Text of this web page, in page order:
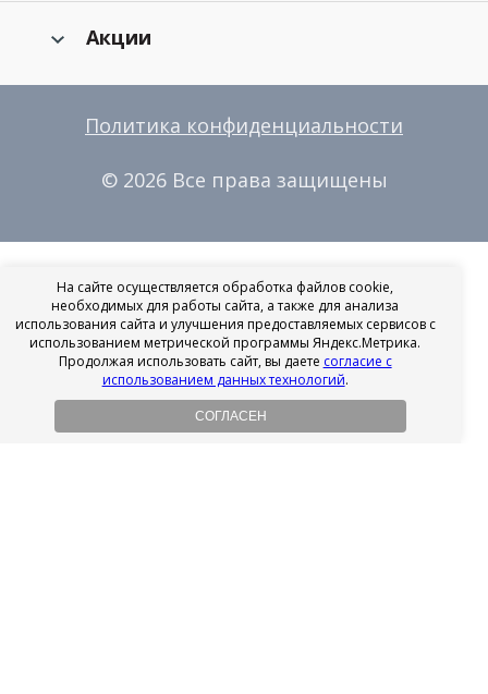
Акции
Политика конфиденциальности
© 2026 Все права защищены
На сайте осуществляется обработка файлов cookie,
необходимых для работы сайта, а также для анализа
использования сайта и улучшения предоставляемых сервисов с
использованием метрической программы Яндекс.Метрика.
Продолжая использовать сайт, вы даете согласие с
использованием данных технологий.
СОГЛАСЕН